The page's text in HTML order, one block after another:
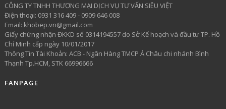
CÔNG TY TNHH THƯƠNG MẠI DỊCH VỤ TƯ VẤN SIÊU VIỆT
​Điện thoại: 0931 316 409 - 0909 646 008
Email: khobep.vn@gmail.com
Giấy chứng nhận ĐKKD số 0314194557 do Sở Kế hoạch và đầu tư TP. Hồ
Chí Minh cấp ngày 10/01/2017
Thông Tin Tài Khoản: ACB - Ngân Hàng TMCP Á Châu chi nhánh Bình
Thạnh Tp.HCM, STK 66996666
FANPAGE